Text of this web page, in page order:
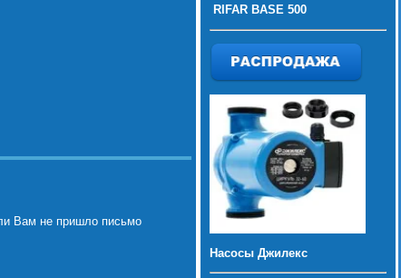
Вам не пришло письмо
RIFAR BASE 500
Насосы Джилекс